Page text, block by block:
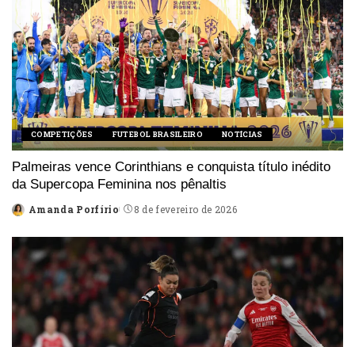
COMPETIÇÕES FUTEBOL BRASILEIRO NOTÍCIAS
Palmeiras vence Corinthians e conquista título inédito
da Supercopa Feminina nos pênaltis
Posted
Amanda Porfírio 8 de fevereiro de 2026